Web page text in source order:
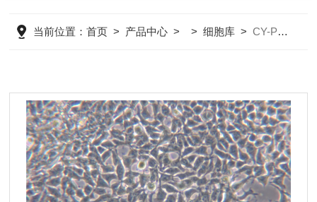
当前位置：首页 > 产品中心 > >细胞库 >CY-PC-RT0145大鼠神经干细胞